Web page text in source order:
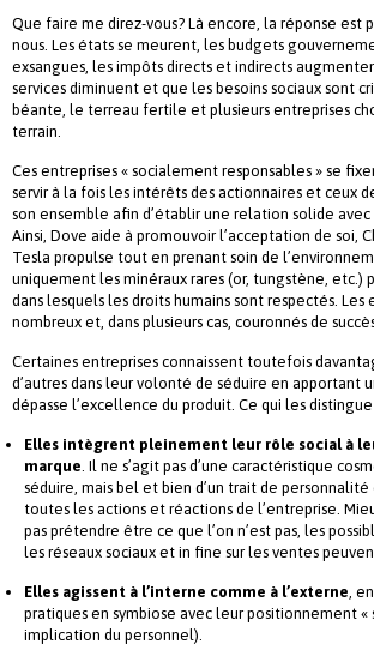
Que faire me direz-vous? Là encore, la réponse est
nous. Les états se meurent, les budgets
exsangues, les impôts directs et indirects
services diminuent et que les besoins sociaux sont
béante, le terreau fertile et plusieurs entreprises
terrain.
Ces entreprises « socialement responsables » se
servir à la fois les intérêts des actionnaires et ceux
son ensemble afin d’établir une relation solide avec
Ainsi, Dove aide à promouvoir l’acceptation de soi,
Tesla propulse tout en prenant soin de
uniquement les minéraux rares (or, tungstène, etc.)
dans lesquels les droits humains sont respectés. Les
nombreux et, dans plusieurs cas, couronnés de
Certaines entreprises connaissent toutefois
d’autres dans leur volonté de séduire en apportant
dépasse l’excellence du produit. Ce qui les
Elles intègrent pleinement leur rôle social à
marque. Il ne s’agit pas d’une caractéristique
séduire, mais bel et bien d’un trait de
toutes les actions et réactions de l’entreprise.
pas prétendre être ce que l’on n’est pas, les
les réseaux sociaux et in fine sur les ventes
Elles agissent à l’interne comme à l’externe,
pratiques en symbiose avec leur positionnement «
implication du personnel).